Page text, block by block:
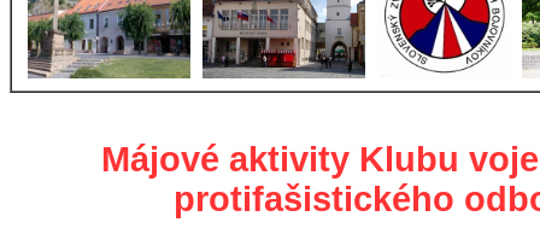
Májové aktivity Klubu
protifašistického